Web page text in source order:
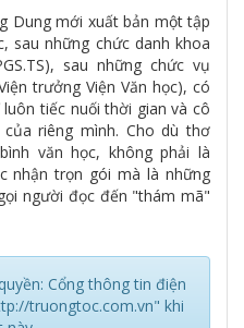
Dung mới xuất bản một tập
sau những chức danh khoa
sau những chức vụ
trưởng Viện Văn học), có
tiếc nuối thời gian và cô
riêng mình. Cho dù thơ
văn học, không phải là
nhận trọn gói mà là những
người đọc đến "thám mã"
Cổng thông tin điện
truongtoc.com.vn" khi